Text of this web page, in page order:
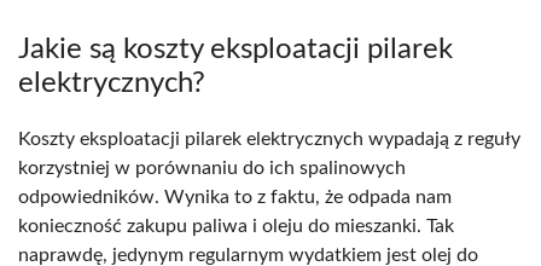
Jakie są koszty eksploatacji pilarek
elektrycznych?
Koszty eksploatacji pilarek elektrycznych wypadają z reguły
korzystniej w porównaniu do ich spalinowych
odpowiedników. Wynika to z faktu, że odpada nam
konieczność zakupu paliwa i oleju do mieszanki. Tak
naprawdę, jedynym regularnym wydatkiem jest olej do